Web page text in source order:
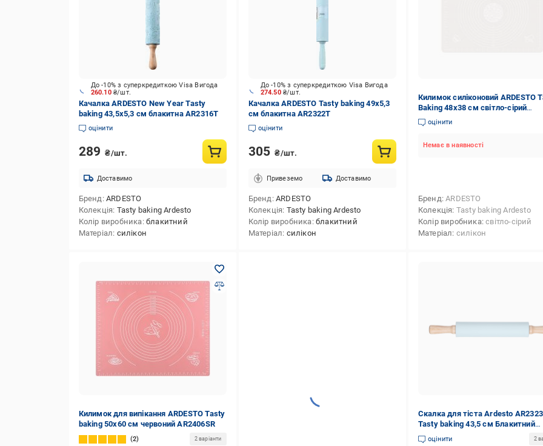
260.10 ₴/шт.
До -10% з суперкредиткою Visa Вигода
Качалка ARDESTO New Year Tasty
baking 43,5x5,3 см блакитна AR2316T
оцінити
289 ₴/шт.
Доставимо
Бренд ARDESTO
Колекція Tasty baking Ardesto
Колір виробника блакитний
Матеріал силікон
274.50₴/шт.
До -10% з суперкредиткою Visa Вигода
Качалка ARDESTO Tasty baking 49x5,3
см блакитна AR2322T
оцінити
305 ₴/шт.
Привеземо Доставимо
Бренд ARDESTO
Колекція Tasty baking Ardesto
Колір виробника блакитний
Матеріал силікон
Килимок силіконовий ARDESTO
Baking 48х38 см світло-сірий
(AR1414G)
оцінити
Немає в наявності
Бренд ARDESTO
Колекція Tasty baking Ardesto
Колір виробника світло-сірий
Матеріал силікон
Килимок для випікання ARDESTO Tasty
baking 50x60 см червоний AR2406SR
2 2 варіанти
Скалка для тіста Ardesto
Tasty baking 43,5 см Блакитний
(124154)
оцінити 2